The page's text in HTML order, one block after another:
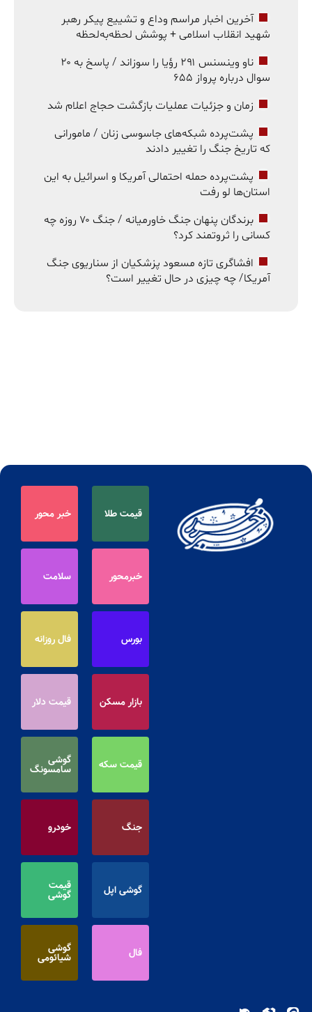
آخرین اخبار مراسم وداع و تشییع پیکر رهبر
شهید انقلاب اسلامی + پوشش لحظه‌به‌لحظه
ناو وینسنس ۲۹۱ رؤیا را سوزاند / پاسخ به ۲۰
سوال درباره پرواز ۶۵۵
زمان و جزئیات عملیات بازگشت حجاج اعلام شد
پشت‌پرده شبکه‌های جاسوسی زنان / مامورانی
که تاریخ جنگ را تغییر دادند
پشت‌پرده حمله احتمالی آمریکا و اسرائیل به این
استان‌ها لو رفت
برندگان پنهان جنگ خاورمیانه / جنگ ۷۰ روزه چه
کسانی را ثروتمند کرد؟
افشاگری تازه مسعود پزشکیان از سناریوی جنگ
آمریکا/ چه چیزی در حال تغییر است؟
قیمت طلا خبر محور
خبرمحور سلامت
بورس فال روزانه
بازار مسکن قیمت دلار
قیمت سکه گوشی
سامسونگ
جنگ خودرو
گوشی اپل قیمت
گوشی
فال گوشی
شیائومی